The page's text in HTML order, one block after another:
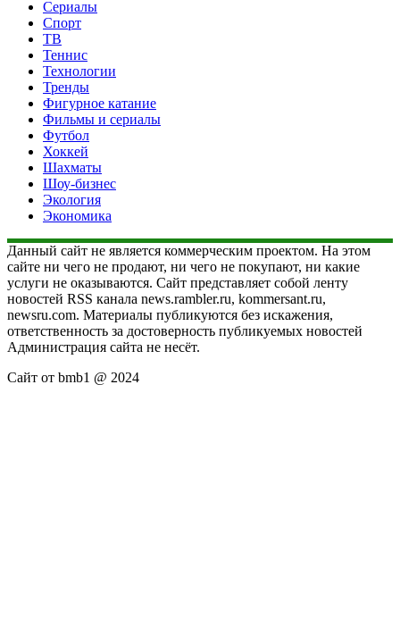
Сериалы
Спорт
ТВ
Теннис
Технологии
Тренды
Фигурное катание
Фильмы и сериалы
Футбол
Хоккей
Шахматы
Шоу-бизнес
Экология
Экономика
Данный сайт не является коммерческим проектом. На этом
сайте ни чего не продают, ни чего не покупают, ни какие
услуги не оказываются. Сайт представляет собой ленту
новостей RSS канала news.rambler.ru, kommersant.ru,
newsru.com. Материалы публикуются без искажения,
ответственность за достоверность публикуемых новостей
Администрация сайта не несёт.
Сайт от bmb1 @ 2024